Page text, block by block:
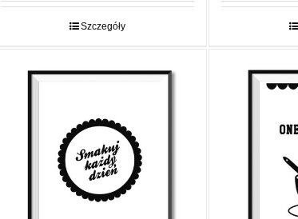
Szczegóły